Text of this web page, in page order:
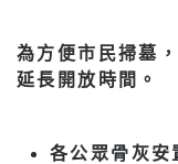
為方便市民掃墓
延長開放時間。
各公眾骨灰安